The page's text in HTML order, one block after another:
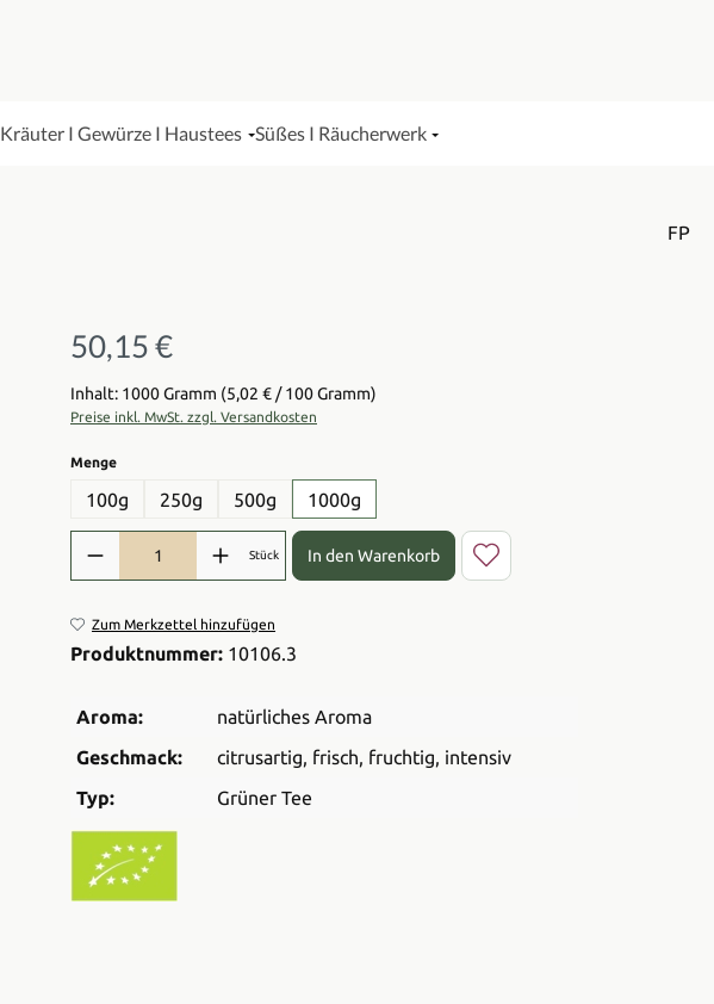
Kräuter I Gewürze I Haustees Süßes I Räucherwerk
FP
Regulärer Preis:
50,15 €
Inhalt: 1000 Gramm (5,02 € / 100 Gramm)
Preise inkl. MwSt. zzgl. Versandkosten
Mengeauswählen
100g 250g 500g 1000g
Produkt Anzahl: Gib den gewünschten Wert ein oder benutze die
Stück In den Warenkorb
Zum Merkzettel hinzufügen
Produktnummer: 10106.3
Aroma:
natürliches Aroma
Geschmack:
citrusartig, frisch, fruchtig, intensiv
Typ:
Grüner Tee